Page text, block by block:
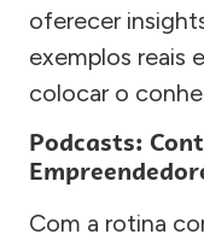
oferecer
exemplos reais
colocar o
Podcasts:
Com a rotina